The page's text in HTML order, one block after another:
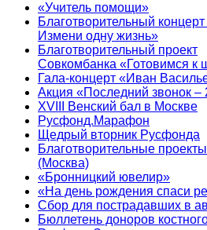
«Учитель помощи»
Благотворительный
Измени одну жизнь»
Благотворительный проект
Совкомбанка «Готовимся к
Гала-концерт «Иван
Акция «Последний звонок –
XVIII Венский бал в Москве
Русфонд.Марафон
Щедрый вторник Русфонда
Благотворительные
(Москва)
«Бронницкий ювелир»
«На день рождения спаси
Сбор для пострадавших в
Бюллетень доноров